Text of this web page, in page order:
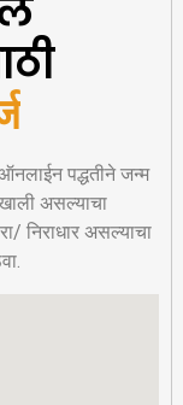
पद्धतीने जन्म
असल्याचा
निराधार असल्याचा